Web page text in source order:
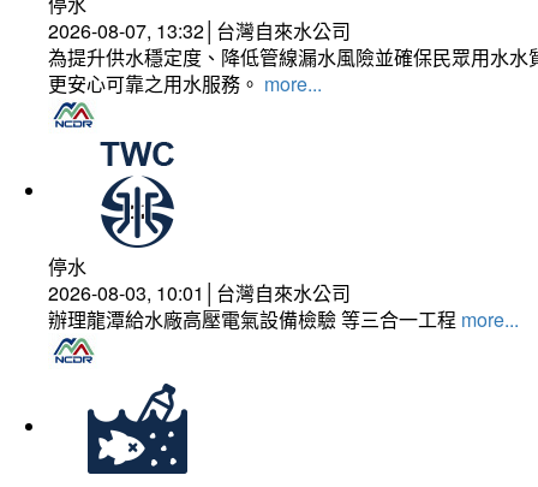
2026-08-07, 13:32│台灣自來水公司
為提升供水穩定度、降低管線漏水風險並確保民眾用水
更安心可靠之用水服務。 more...
停水
2026-08-03, 10:01│台灣自來水公司
辦理龍潭給水廠高壓電氣設備檢驗 等三合一工程 more...